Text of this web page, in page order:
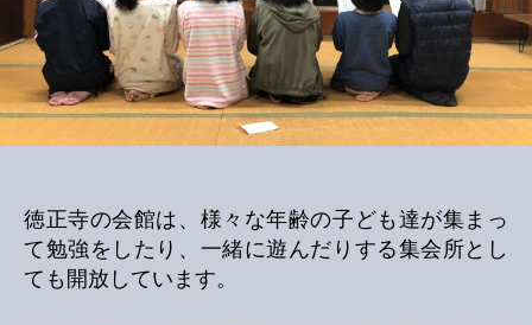
徳正寺の会館は、様々な年齢の子ども達が集まっ
て勉強をしたり、一緒に遊んだりする集会所とし
ても開放しています。